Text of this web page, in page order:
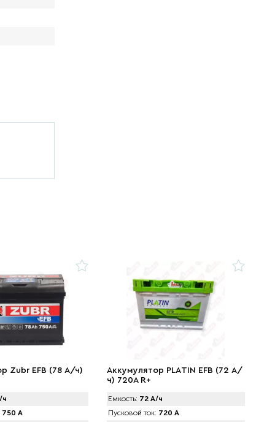
Zubr EFB (78 А/ч)
750 А
Аккумулятор PLАTIN EFB (72 А/
ч) 720A R+
Емкость: 72 А/ч
Пусковой ток: 720 А